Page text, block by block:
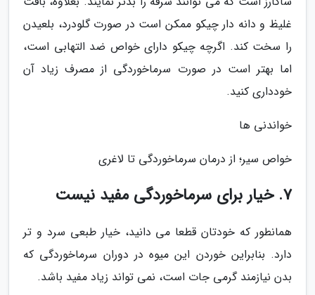
غلیظ و دانه دار چیکو ممکن است در صورت گلودرد، بلعیدن
را سخت کند. اگرچه چیکو دارای خواص ضد التهابی است،
اما بهتر است در صورت سرماخوردگی از مصرف زیاد آن
خودداری کنید.
خواندنی ها
خواص سیر؛ از درمان سرماخوردگی تا لاغری
7. خیار برای سرماخوردگی مفید نیست
همانطور که خودتان قطعا می دانید، خیار طبعی سرد و تر
دارد. بنابراین خوردن این میوه در دوران سرماخوردگی که
بدن نیازمند گرمی جات است، نمی تواند زیاد مفید باشد.